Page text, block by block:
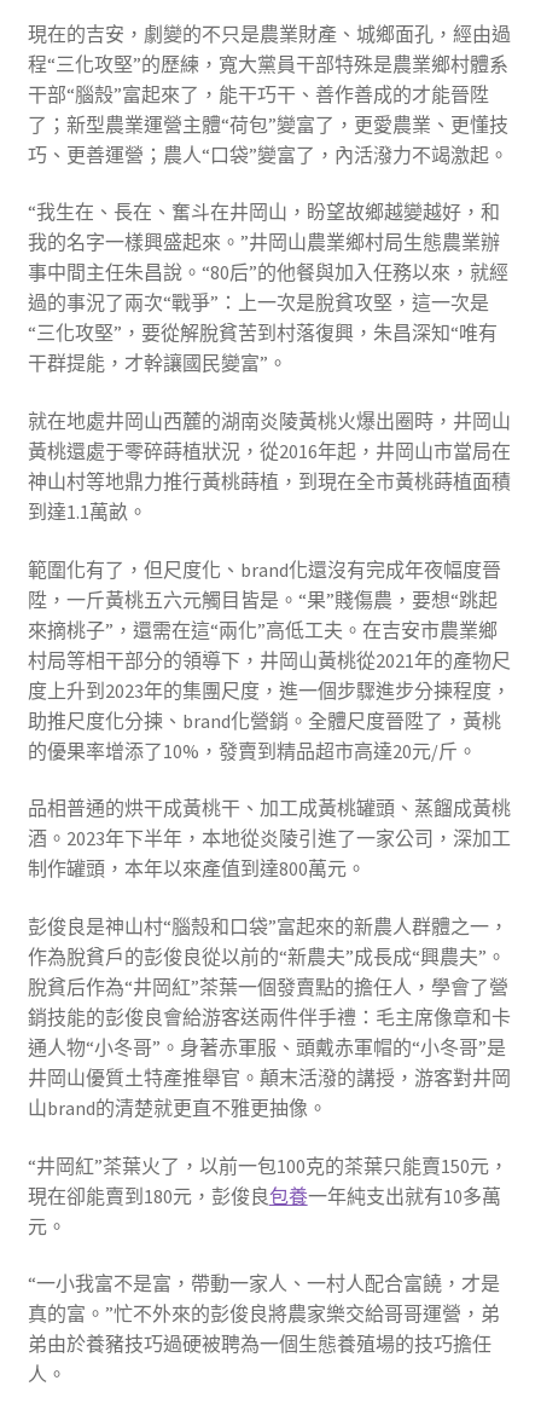
現在的吉安，劇變的不只是農業財產、城鄉面孔，經由過
程“三化攻堅”的歷練，寬大黨員干部特殊是農業鄉村體系
干部“腦殼”富起來了，能干巧干、善作善成的才能晉陞
了；新型農業運營主體“荷包”變富了，更愛農業、更懂技
巧、更善運營；農人“口袋”變富了，內活潑力不竭激起。
“我生在、長在、奮斗在井岡山，盼望故鄉越變越好，和
我的名字一樣興盛起來。”井岡山農業鄉村局生態農業辦
事中間主任朱昌說。“80后”的他餐與加入任務以來，就經
過的事況了兩次“戰爭”：上一次是脫貧攻堅，這一次是
“三化攻堅”，要從解脫貧苦到村落復興，朱昌深知“唯有
干群提能，才幹讓國民變富”。
就在地處井岡山西麓的湖南炎陵黃桃火爆出圈時，井岡山
黃桃還處于零碎蒔植狀況，從2016年起，井岡山市當局在
神山村等地鼎力推行黃桃蒔植，到現在全市黃桃蒔植面積
到達1.1萬畝。
範圍化有了，但尺度化、brand化還沒有完成年夜幅度晉
陞，一斤黃桃五六元觸目皆是。“果”賤傷農，要想“跳起
來摘桃子”，還需在這“兩化”高低工夫。在吉安市農業鄉
村局等相干部分的領導下，井岡山黃桃從2021年的產物尺
度上升到2023年的集團尺度，進一個步驟進步分揀程度，
助推尺度化分揀、brand化營銷。全體尺度晉陞了，黃桃
的優果率增添了10%，發賣到精品超市高達20元/斤。
品相普通的烘干成黃桃干、加工成黃桃罐頭、蒸餾成黃桃
酒。2023年下半年，本地從炎陵引進了一家公司，深加工
制作罐頭，本年以來產值到達800萬元。
彭俊良是神山村“腦殼和口袋”富起來的新農人群體之一，
作為脫貧戶的彭俊良從以前的“新農夫”成長成“興農夫”。
脫貧后作為“井岡紅”茶葉一個發賣點的擔任人，學會了營
銷技能的彭俊良會給游客送兩件伴手禮：毛主席像章和卡
通人物“小冬哥”。身著赤軍服、頭戴赤軍帽的“小冬哥”是
井岡山優質土特產推舉官。顛末活潑的講授，游客對井岡
山brand的清楚就更直不雅更抽像。
“井岡紅”茶葉火了，以前一包100克的茶葉只能賣150元，
現在卻能賣到180元，彭俊良包養一年純支出就有10多萬
元。
“一小我富不是富，帶動一家人、一村人配合富饒，才是
真的富。”忙不外來的彭俊良將農家樂交給哥哥運營，弟
弟由於養豬技巧過硬被聘為一個生態養殖場的技巧擔任
人。